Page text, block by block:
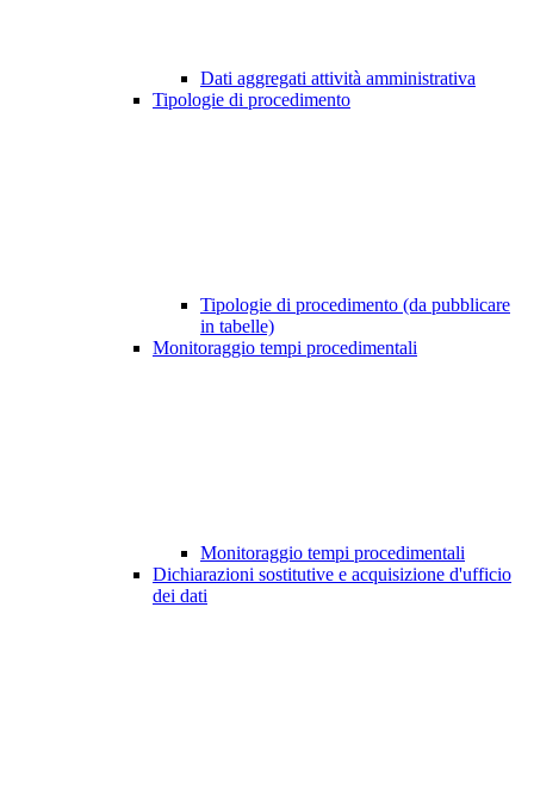
Dati aggregati attività amministrativa
Tipologie di procedimento
Tipologie di procedimento (da pubblicare
in tabelle)
Monitoraggio tempi procedimentali
Monitoraggio tempi procedimentali
Dichiarazioni sostitutive e acquisizione d'ufficio
dei dati